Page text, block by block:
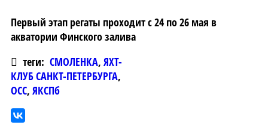
Первый этап регаты проходит с 24 по 26 мая в
акватории Финского залива
теги: СМОЛЕНКА, ЯХТ-
КЛУБ САНКТ-ПЕТЕРБУРГА,
ОСС, ЯКСПб